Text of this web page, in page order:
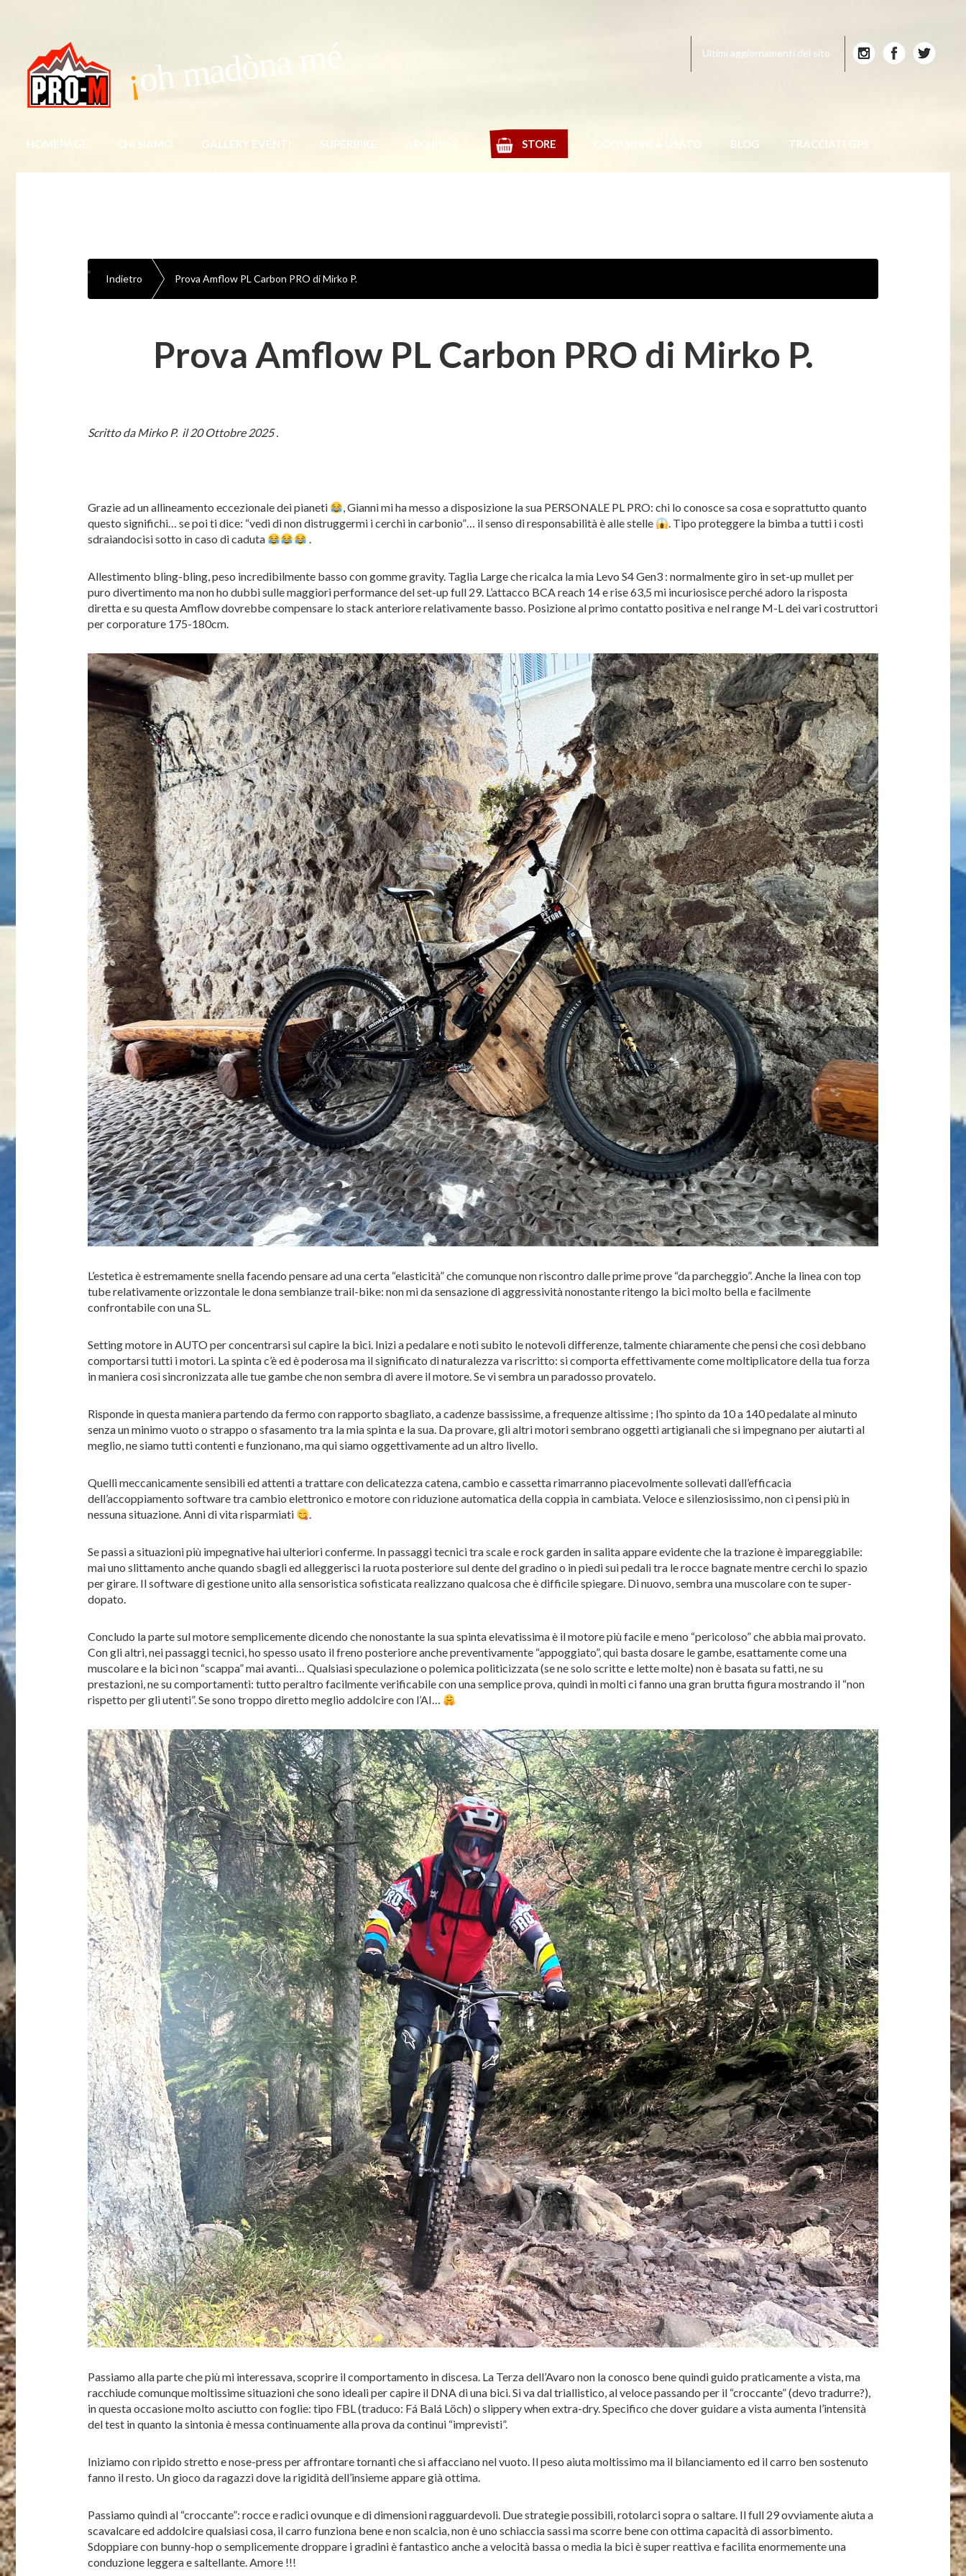
oh madòna mé Ultimi aggiornamenti del sito
HOMEPAGE CHI SIAMO GALLERY EVENTI SUPERBIKE ARCHIVIO STORE OCCASIONI & USATO BLOG TRACCIATI GPS
Indietro Prova Amflow PL Carbon PRO di Mirko P.
Prova Amflow PL Carbon PRO di Mirko P.
Scritto da Mirko P. il 20 Ottobre 2025 .
Grazie ad un allineamento eccezionale dei pianeti
, Gianni mi ha messo a disposizione la sua PERSONALE PL PRO: chi lo conosce sa cosa e soprattutto quanto
questo significhi… se poi ti dice: “vedi di non distruggermi i cerchi in carbonio”… il senso di responsabilità è alle stelle
. Tipo proteggere la bimba a tutti i costi
sdraiandocisi sotto in caso di caduta
.
Allestimento bling-bling, peso incredibilmente basso con gomme gravity. Taglia Large che ricalca la mia Levo S4 Gen3 : normalmente giro in set-up mullet per
puro divertimento ma non ho dubbi sulle maggiori performance del set-up full 29. L’attacco BCA reach 14 e rise 63,5 mi incuriosisce perché adoro la risposta
diretta e su questa Amflow dovrebbe compensare lo stack anteriore relativamente basso. Posizione al primo contatto positiva e nel range M-L dei vari costruttori
per corporature 175-180cm.
L’estetica è estremamente snella facendo pensare ad una certa “elasticità” che comunque non riscontro dalle prime prove “da parcheggio”. Anche la linea con top
tube relativamente orizzontale le dona sembianze trail-bike: non mi da sensazione di aggressività nonostante ritengo la bici molto bella e facilmente
confrontabile con una SL.
Setting motore in AUTO per concentrarsi sul capire la bici. Inizi a pedalare e noti subito le notevoli differenze, talmente chiaramente che pensi che così debbano
comportarsi tutti i motori. La spinta c’è ed è poderosa ma il significato di naturalezza va riscritto: si comporta effettivamente come moltiplicatore della tua forza
in maniera così sincronizzata alle tue gambe che non sembra di avere il motore. Se vi sembra un paradosso provatelo.
Risponde in questa maniera partendo da fermo con rapporto sbagliato, a cadenze bassissime, a frequenze altissime ; l’ho spinto da 10 a 140 pedalate al minuto
senza un minimo vuoto o strappo o sfasamento tra la mia spinta e la sua. Da provare, gli altri motori sembrano oggetti artigianali che si impegnano per aiutarti al
meglio, ne siamo tutti contenti e funzionano, ma qui siamo oggettivamente ad un altro livello.
Quelli meccanicamente sensibili ed attenti a trattare con delicatezza catena, cambio e cassetta rimarranno piacevolmente sollevati dall’efficacia
dell’accoppiamento software tra cambio elettronico e motore con riduzione automatica della coppia in cambiata. Veloce e silenziosissimo, non ci pensi più in
nessuna situazione. Anni di vita risparmiati
.
Se passi a situazioni più impegnative hai ulteriori conferme. In passaggi tecnici tra scale e rock garden in salita appare evidente che la trazione è impareggiabile:
mai uno slittamento anche quando sbagli ed alleggerisci la ruota posteriore sul dente del gradino o in piedi sui pedali tra le rocce bagnate mentre cerchi lo spazio
per girare. Il software di gestione unito alla sensoristica sofisticata realizzano qualcosa che è difficile spiegare. Di nuovo, sembra una muscolare con te super-
dopato.
Concludo la parte sul motore semplicemente dicendo che nonostante la sua spinta elevatissima è il motore più facile e meno “pericoloso” che abbia mai provato.
Con gli altri, nei passaggi tecnici, ho spesso usato il freno posteriore anche preventivamente “appoggiato”, qui basta dosare le gambe, esattamente come una
muscolare e la bici non “scappa” mai avanti… Qualsiasi speculazione o polemica politicizzata (se ne solo scritte e lette molte) non è basata su fatti, ne su
prestazioni, ne su comportamenti: tutto peraltro facilmente verificabile con una semplice prova, quindi in molti ci fanno una gran brutta figura mostrando il “non
rispetto per gli utenti”. Se sono troppo diretto meglio addolcire con l’AI…
Passiamo alla parte che più mi interessava, scoprire il comportamento in discesa. La Terza dell’Avaro non la conosco bene quindi guido praticamente a vista, ma
racchiude comunque moltissime situazioni che sono ideali per capire il DNA di una bici. Si va dal triallistico, al veloce passando per il “croccante” (devo tradurre?),
in questa occasione molto asciutto con foglie: tipo FBL (traduco: Fá Balá Löch) o slippery when extra-dry. Specifico che dover guidare a vista aumenta l’intensità
del test in quanto la sintonia è messa continuamente alla prova da continui “imprevisti”.
Iniziamo con ripido stretto e nose-press per affrontare tornanti che si affacciano nel vuoto. Il peso aiuta moltissimo ma il bilanciamento ed il carro ben sostenuto
fanno il resto. Un gioco da ragazzi dove la rigidità dell’insieme appare già ottima.
Passiamo quindi al “croccante”: rocce e radici ovunque e di dimensioni ragguardevoli. Due strategie possibili, rotolarci sopra o saltare. Il full 29 ovviamente aiuta a
scavalcare ed addolcire qualsiasi cosa, il carro funziona bene e non scalcia, non è uno schiaccia sassi ma scorre bene con ottima capacità di assorbimento.
Sdoppiare con bunny-hop o semplicemente droppare i gradini è fantastico anche a velocità bassa o media la bici è super reattiva e facilita enormemente una
conduzione leggera e saltellante. Amore !!!